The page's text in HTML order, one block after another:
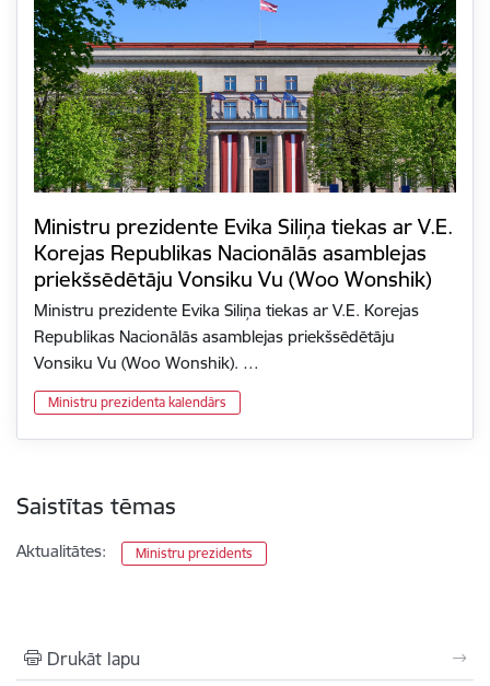
Ministru prezidente Evika Siliņa tiekas ar V.E.
Korejas Republikas Nacionālās asamblejas
priekšsēdētāju Vonsiku Vu (Woo Wonshik)
Ministru prezidente Evika Siliņa tiekas ar V.E. Korejas
Republikas Nacionālās asamblejas priekšsēdētāju
Vonsiku Vu (Woo Wonshik). …
Ministru prezidenta kalendārs
Saistītas tēmas
Aktualitātes: Ministru prezidents
Drukāt lapu